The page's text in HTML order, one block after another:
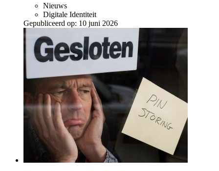
Nieuws
Digitale Identiteit
Gepubliceerd op: 10 juni 2026